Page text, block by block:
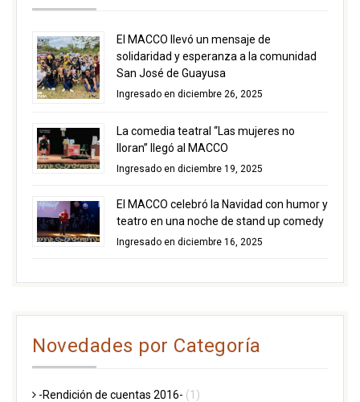
El MACCO llevó un mensaje de
solidaridad y esperanza a la comunidad
San José de Guayusa
Ingresado en diciembre 26, 2025
La comedia teatral “Las mujeres no
lloran” llegó al MACCO
Ingresado en diciembre 19, 2025
El MACCO celebró la Navidad con humor y
teatro en una noche de stand up comedy
Ingresado en diciembre 16, 2025
Novedades por Categoría
-Rendición de cuentas 2016- (1)